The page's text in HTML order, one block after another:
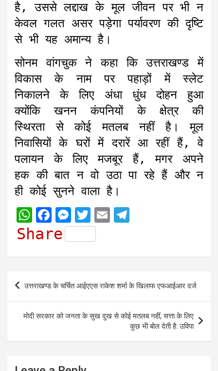
है, उससे लद्दाख के मूल जीवन पर भी न
केवल गलत असर पड़ेगा पर्यावरण की दृष्टि
से भी यह अमान्य है।
सोनम वांगचुक ने कहा कि उत्तराखण्ड में
विकास के नाम पर पहाड़ों में स्लेट
निकालने के लिए अंधा धुंध दोहन हुआ
क्योंकि खनन कंपनियों के क्षेत्र की
स्थिरता से कोई मतलब नहीं है। मूल
निवासियों के घरों में दरारें आ रहीं हैं, वे
पलायन के लिए मजबूर हैं, मगर अपने
हक की बात न वो उठा पा रहे हैं और न
ही कोई सुनने वाला है।
W
h
t
A
p
p
F
a
e
b
o
o
k
M
e
s
s
n
e
r
T
w
i
t
e
E
i e
g
r
a
m
Share
Post
navigation
उत्तराखण्ड के चर्चित आईएएस राकेश शर्मा के खिलाफ एफआईआर दर्ज
मोदी सरकार को जनता के सुख दुख से कोई मतलब नहीं, सत्ता के लिए
कुछ भी बोल देती है: उविपा